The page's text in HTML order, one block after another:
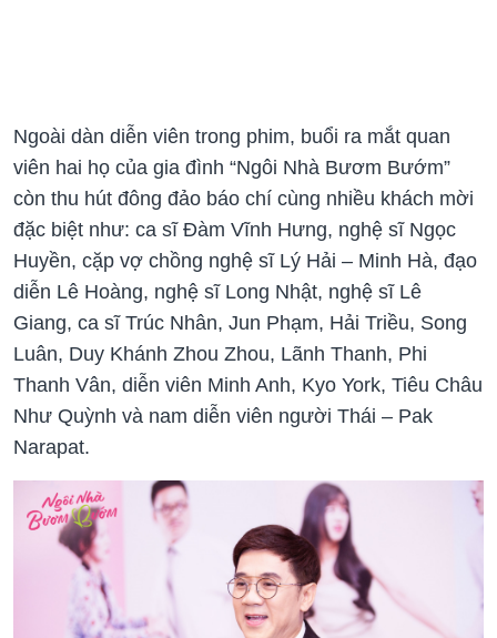
Ngoài dàn diễn viên trong phim, buổi ra mắt quan
viên hai họ của gia đình “Ngôi Nhà Bươm Bướm”
còn thu hút đông đảo báo chí cùng nhiều khách mời
đặc biệt như: ca sĩ Đàm Vĩnh Hưng, nghệ sĩ Ngọc
Huyền, cặp vợ chồng nghệ sĩ Lý Hải – Minh Hà, đạo
diễn Lê Hoàng, nghệ sĩ Long Nhật, nghệ sĩ Lê
Giang, ca sĩ Trúc Nhân, Jun Phạm, Hải Triều, Song
Luân, Duy Khánh Zhou Zhou, Lãnh Thanh, Phi
Thanh Vân, diễn viên Minh Anh, Kyo York, Tiêu Châu
Như Quỳnh và nam diễn viên người Thái – Pak
Narapat.